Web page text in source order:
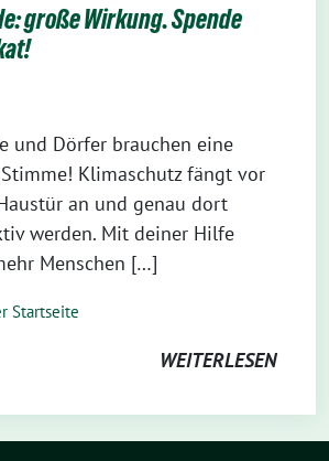
große Wirkung. Spende
und Dörfer brauchen eine
Klimaschutz fängt vor
an und genau dort
werden. Mit deiner Hilfe
Menschen […]
Startseite
WEITERLESEN